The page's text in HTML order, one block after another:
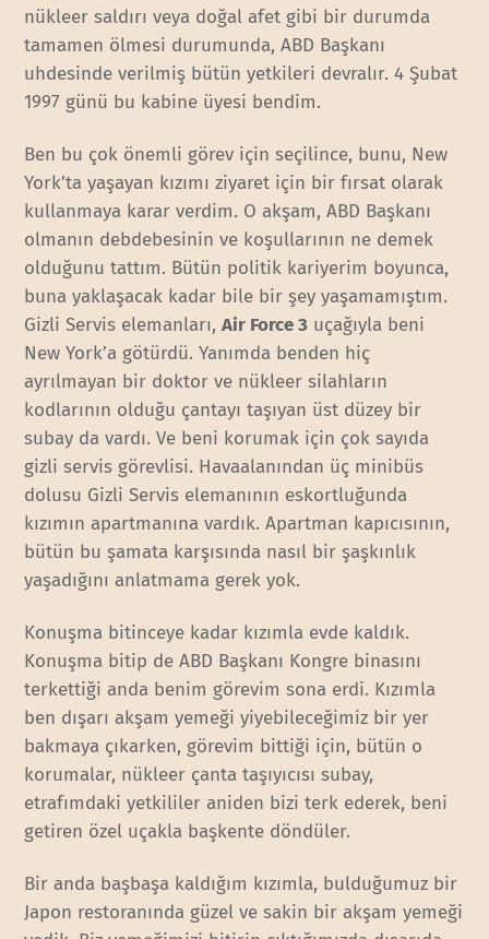
nükleer saldırı veya doğal afet gibi bir durumda
tamamen ölmesi durumunda, ABD Başkanı
uhdesinde verilmiş bütün yetkileri devralır. 4 Şubat
1997 günü bu kabine üyesi bendim.
Ben bu çok önemli görev için seçilince, bunu, New
York’ta yaşayan kızımı ziyaret için bir fırsat olarak
kullanmaya karar verdim. O akşam, ABD Başkanı
olmanın debdebesinin ve koşullarının ne demek
olduğunu tattım. Bütün politik kariyerim boyunca,
buna yaklaşacak kadar bile bir şey yaşamamıştım.
Gizli Servis elemanları,Air Force 3 uçağıyla beni
New York’a götürdü. Yanımda benden hiç
ayrılmayan bir doktor ve nükleer silahların
kodlarının olduğu çantayı taşıyan üst düzey bir
subay da vardı. Ve beni korumak için çok sayıda
gizli servis görevlisi. Havaalanından üç minibüs
dolusu Gizli Servis elemanının eskortluğunda
kızımın apartmanına vardık. Apartman kapıcısının,
bütün bu şamata karşısında nasıl bir şaşkınlık
yaşadığını anlatmama gerek yok.
Konuşma bitinceye kadar kızımla evde kaldık.
Konuşma bitip de ABD Başkanı Kongre binasını
terkettiği anda benim görevim sona erdi. Kızımla
ben dışarı akşam yemeği yiyebileceğimiz bir yer
bakmaya çıkarken, görevim bittiği için, bütün o
korumalar, nükleer çanta taşıyıcısı subay,
etrafımdaki yetkililer aniden bizi terk ederek, beni
getiren özel uçakla başkente döndüler.
Bir anda başbaşa kaldığım kızımla, bulduğumuz bir
Japon restoranında güzel ve sakin bir akşam yemeği